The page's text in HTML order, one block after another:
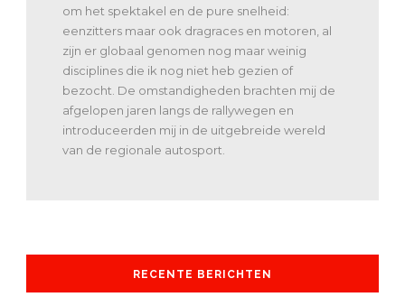
om het spektakel en de pure snelheid:
eenzitters maar ook dragraces en motoren, al
zijn er globaal genomen nog maar weinig
disciplines die ik nog niet heb gezien of
bezocht. De omstandigheden brachten mij de
afgelopen jaren langs de rallywegen en
introduceerden mij in de uitgebreide wereld
van de regionale autosport.
RECENTE BERICHTEN